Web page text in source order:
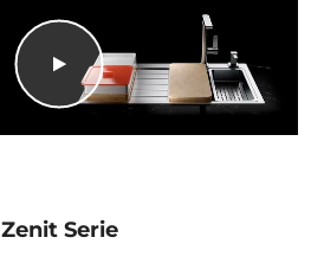
Zenit Serie